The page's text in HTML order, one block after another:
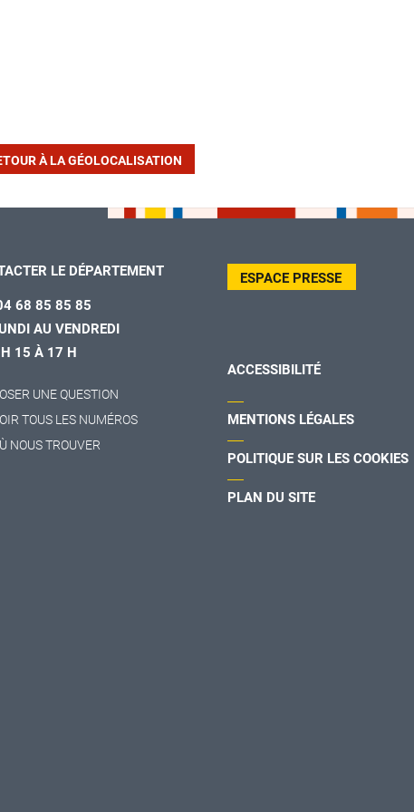
À LA GÉOLOCALISATION
LE DÉPARTEMENT
68 85 85 85
AU VENDREDI
H 15 À 17 H
UNE QUESTION
TOUS LES NUMÉROS
NOUS TROUVER
ESPACE PRESSE
ACCESSIBILITÉ
MENTIONS LÉGALES
POLITIQUE SUR LES COOKIES
PLAN DU SITE